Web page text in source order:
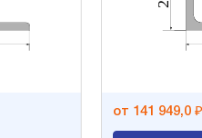
от 141 949,0 ₽/т